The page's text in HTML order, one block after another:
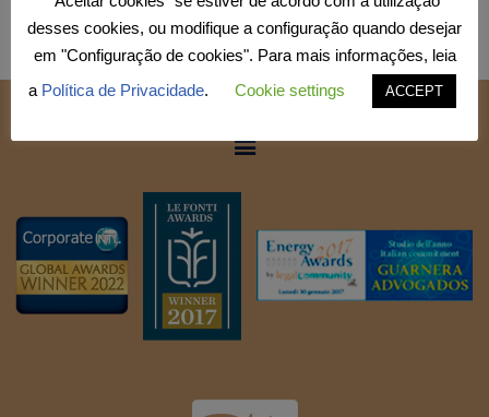
desses cookies, ou modifique a configuração quando desejar
em "Configuração de cookies". Para mais informações, leia
a Política de Privacidade. Cookie settings ACCEPT